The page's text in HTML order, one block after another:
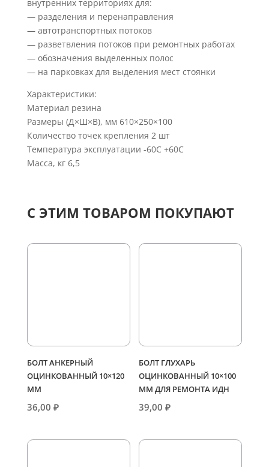
внутренних территориях для:
— разделения и перенаправления
— автотранспортных потоков
— разветвления потоков при ремонтных работах
— обозначения выделенных полос
— на парковках для выделения мест стоянки
Характеристики:
Материал резина
Размеры (Д×Ш×В), мм 610×250×100
Количество точек крепления 2 шт
Температура эксплуатации -60С +60С
Масса, кг 6,5
С ЭТИМ ТОВАРОМ ПОКУПАЮТ
БОЛТ АНКЕРНЫЙ
ОЦИНКОВАННЫЙ 10×120
ММ
36,00 ₽
БОЛТ ГЛУХАРЬ
ОЦИНКОВАННЫЙ 10×100
ММ ДЛЯ РЕМОНТА ИДН
39,00₽